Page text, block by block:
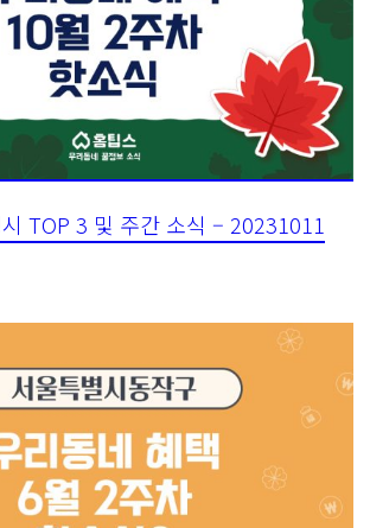
TOP 3 및 주간 소식 – 20231011